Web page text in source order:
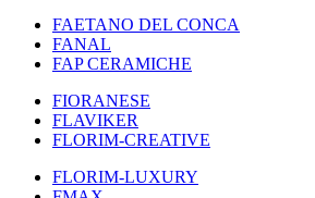
FAETANO DEL CONCA
FANAL
FAP CERAMICHE
FIORANESE
FLAVIKER
FLORIM-CREATIVE
FLORIM-LUXURY